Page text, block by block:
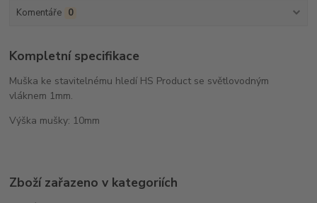
Komentáře 0
Kompletní specifikace
Muška ke stavitelnému hledí HS Product se světlovodným
vláknem 1mm.
Výška mušky: 10mm
Zboží zařazeno v kategoriích